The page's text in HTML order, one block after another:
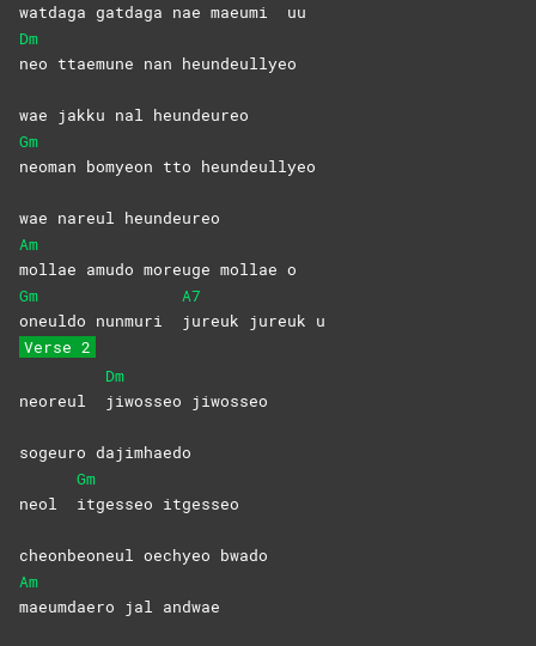
watdaga gatdaga nae maeumi uu
Dm
neo ttaemune nan heundeullyeo
wae jakku nal heundeureo
Gm
neoman bomyeon tto heundeullyeo
wae nareul heundeureo
Am
mollae amudo moreuge mollae o
Gm
oneuldo nunmuri
A7
jureuk jureuk u
Verse 2
neoreul
Dm
jiwosseo
jiwosseo
sogeuro dajimhaedo
neol
Gm
itgesseo itgesseo
cheonbeoneul oechyeo bwado
Am
maeumdaero jal andwae